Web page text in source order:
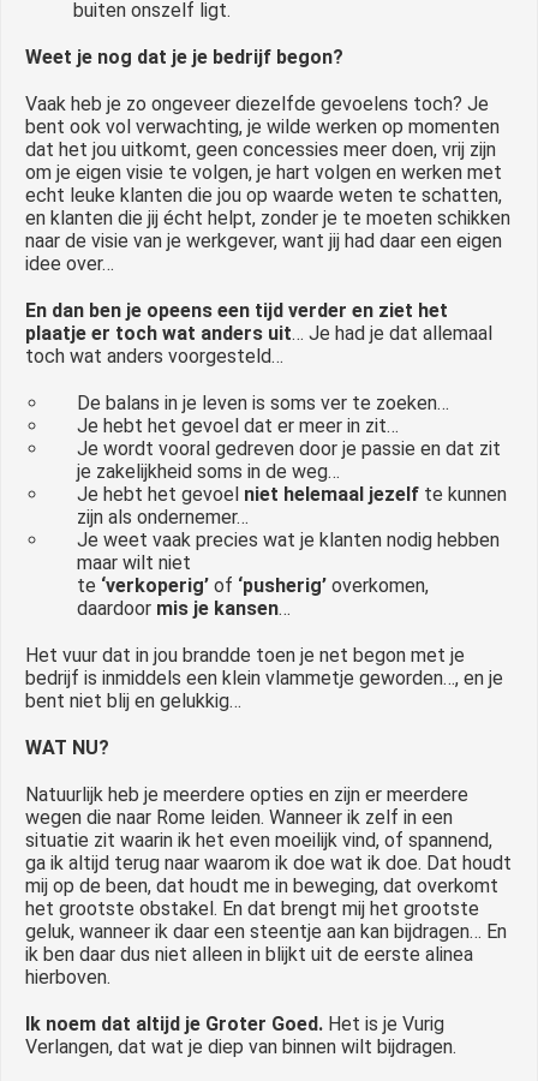
buiten onszelf ligt.
Weet je nog dat je je bedrijf begon?
Vaak heb je zo ongeveer diezelfde gevoelens toch? Je
bent ook vol verwachting, je wilde werken op momenten
dat het jou uitkomt, geen concessies meer doen, vrij zijn
om je eigen visie te volgen, je hart volgen en werken met
echt leuke klanten die jou op waarde weten te schatten,
en klanten die jij écht helpt, zonder je te moeten schikken
naar de visie van je werkgever, want jij had daar een eigen
idee over…
En dan ben je opeens een tijd verder en ziet het
plaatje er toch wat anders uit… Je had je dat allemaal
toch wat anders voorgesteld…
De balans in je leven is soms ver te zoeken…
Je hebt het gevoel dat er meer in zit…
Je wordt vooral gedreven door je passie en dat zit
je zakelijkheid soms in de weg…
Je hebt het gevoel niet helemaal jezelf te kunnen
zijn als ondernemer…
Je weet vaak precies wat je klanten nodig hebben
maar wilt niet
te ‘verkoperig’ of ‘pusherig’ overkomen,
daardoor mis je kansen…
Het vuur dat in jou brandde toen je net begon met je
bedrijf is inmiddels een klein vlammetje geworden…, en je
bent niet blij en gelukkig…
WAT NU?
Natuurlijk heb je meerdere opties en zijn er meerdere
wegen die naar Rome leiden. Wanneer ik zelf in een
situatie zit waarin ik het even moeilijk vind, of spannend,
ga ik altijd terug naar waarom ik doe wat ik doe. Dat houdt
mij op de been, dat houdt me in beweging, dat overkomt
het grootste obstakel. En dat brengt mij het grootste
geluk, wanneer ik daar een steentje aan kan bijdragen… En
ik ben daar dus niet alleen in blijkt uit de eerste alinea
hierboven.
Ik noem dat altijd je Groter Goed. Het is je Vurig
Verlangen, dat wat je diep van binnen wilt bijdragen.